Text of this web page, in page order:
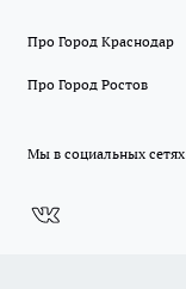
Про Город Краснодар
Про Город Ростов
Мы в социальных сетях